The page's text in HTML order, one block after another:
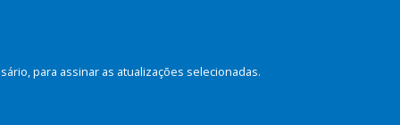
para assinar as atualizações selecionadas.